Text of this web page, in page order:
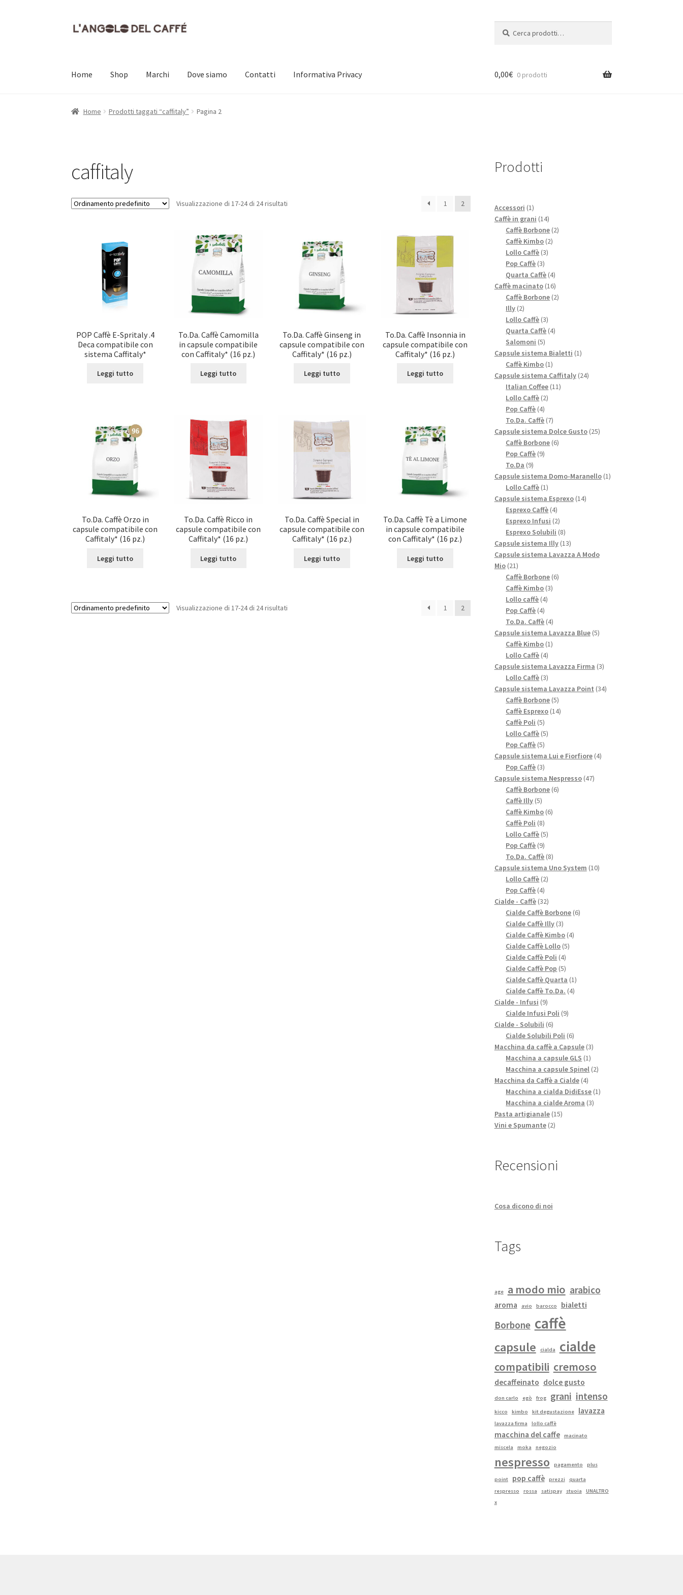
Vai
Vai
Home Shop Marchi Dove siamo Contatti Informativa Privacy
Home Carrello Cassa ContattiDove siamo Il mio account
0,00€ 0 prodotti
Home Prodotti taggati “caffitaly” Pagina 2
caffitaly
Visualizzazione di 17-24 di 24 risultati 1 2
POP Caffè E-Spritaly .4
Deca compatibile con
sistema Caffitaly*
Leggi tutto
To.Da. Caffè Camomilla
in capsule compatibile
con Caffitaly* (16 pz.)
Leggi tutto
To.Da. Caffè Ginseng in
capsule compatibile con
Caffitaly* (16 pz.)
Leggi tutto
To.Da. Caffè Insonnia in
capsule compatibile con
Caffitaly* (16 pz.)
Leggi tutto
To.Da. Caffè Orzo in
capsule compatibile con
Caffitaly* (16 pz.)
Leggi tutto
To.Da. Caffè Ricco in
capsule compatibile con
Caffitaly* (16 pz.)
Leggi tutto
To.Da. Caffè Special in
capsule compatibile con
Caffitaly* (16 pz.)
Leggi tutto
To.Da. Caffè Tè a Limone
in capsule compatibile
con Caffitaly* (16 pz.)
Leggi tutto
Visualizzazione di 17-24 di 24 risultati 1 2
Prodotti
Accessori 11
prodotto
Caffè in grani 1414
prodotti
Caffè Borbone 22
Caffè Kimbo 22
Lollo Caffè 33
Pop Caffè 33
prodotti
Quarta Caffè 44
prodotti
Caffè macinato 1616
prodotti
Caffè Borbone 22
Illy 22
prodotti
Lollo Caffè 33
prodotti
Quarta Caffè 44
Salomoni 55
prodotti
Capsule sistema Bialetti 11
Caffè Kimbo 11
prodotto
Capsule sistema Caffitaly 2424
Italian Coffee 1111
Lollo Caffè 22
Pop Caffè 44
prodotti
To.Da. Caffè 77
prodotti
Capsule sistema Dolce Gusto 2525
Caffè Borbone 66
Pop Caffè 99
To.Da 99
prodotti
Capsule sistema Domo-Maranello 11
Lollo Caffè 11
prodotto
Capsule sistema Esprexo 1414
Esprexo Caffè 44
prodotti
Esprexo Infusi 22
prodotti
Esprexo Solubili 88
prodotti
Capsule sistema Illy 1313
prodotti
Capsule sistema Lavazza A Modo
Mio 2121
prodotti
Caffè Borbone 66
Caffè Kimbo 33
Lollo caffè 44
Pop Caffè 44
prodotti
To.Da. Caffè 44
prodotti
Capsule sistema Lavazza Blue 55
Caffè Kimbo 11
Lollo Caffè 44
prodotti
Capsule sistema Lavazza Firma 33
Lollo Caffè 33
prodotti
Capsule sistema Lavazza Point 3434
Caffè Borbone 55
prodotti
Caffè Esprexo 1414
Caffè Poli 55
prodotti
Lollo Caffè 55
Pop Caffè 55
prodotti
Capsule sistema Lui e Fiorfiore 44
Pop Caffè 33
prodotti
Capsule sistema Nespresso 4747
Caffè Borbone 66
Caffè Illy 55
prodotti
Caffè Kimbo 66
Caffè Poli 88
prodotti
Lollo Caffè 55
Pop Caffè 99
prodotti
To.Da. Caffè 88
prodotti
Capsule sistema Uno System 1010
Lollo Caffè 22
Pop Caffè 44
prodotti
Cialde - Caffè 3232
prodotti
Cialde Caffè Borbone 66
Cialde Caffè Illy 33
prodotti
Cialde Caffè Kimbo 44
Cialde Caffè Lollo 55
Cialde Caffè Poli 44
prodotti
Cialde Caffè Pop 55
prodotti
Cialde Caffè Quarta 11
Cialde Caffè To.Da. 44
Cialde - Infusi 99
prodotti
Cialde Infusi Poli 99
Cialde - Solubili 66
prodotti
Cialde Solubili Poli 66
prodotti
Macchina da caffè a Capsule 33
Macchina a capsule GLS 11
prodotto
Macchina a capsule Spinel 22
Macchina da Caffè a Cialde 44
prodotti
Macchina a cialda DidiEsse 11
Macchina a cialde Aroma 33
Pasta artigianale 1515
Vini e Spumante 22
Recensioni
Cosa dicono di noi
Tags
age a modo mio arabico
aroma avio barocco bialetti
Borbone caffè
capsule cialda cialde
compatibili cremoso
decaffeinato dolce gusto
don carlo egò frog grani intenso
kicco kimbo kit degustazione lavazza
lavazza firma lollo caffè
macchina del caffe
macinato
miscela
moka negozio
nespresso pagamento plus
point pop caffè prezzi
quarta
respresso
rossa satispay stuoia
UNALTRO
x